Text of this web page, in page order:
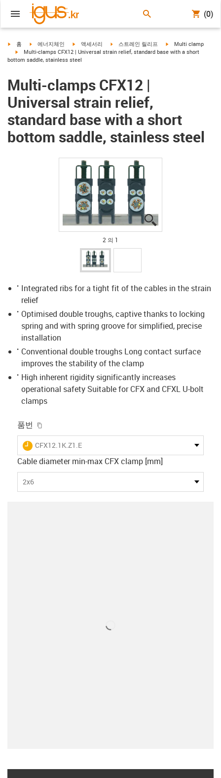
(0)
igus-icon-arrow-right
홈 igus-icon-arrow-right
에너지체인 igus-icon-arrow-right
액세서리 igus-icon-arrow-right
스트레인 릴리프 igus-icon-arrow-right
Multi clamp
igus-icon-arrow-right
Multi-clamps CFX12 | Universal strain relief, standard base with a short
bottom saddle, stainless steel
Multi-clamps CFX12 |
Universal strain relief,
standard base with a short
bottom saddle, stainless steel
igus-icon-lupe
igus-icon-lupe
2 의 1
Integrated ribs for a tight fit of the cables in the strain
relief
Optimised double troughs, captive thanks to locking
spring and with spring groove for simplified, precise
installation
Conventional double troughs Long contact surface
improves the stability of the clamp
High inherent rigidity significantly increases
operational safety Suitable for CFX and CFXL U-bolt
clamps
품번
igus-icon-lieferzeit
CFX12.1K.Z1.E
Cable diameter min-max CFX clamp [mm]
2x6